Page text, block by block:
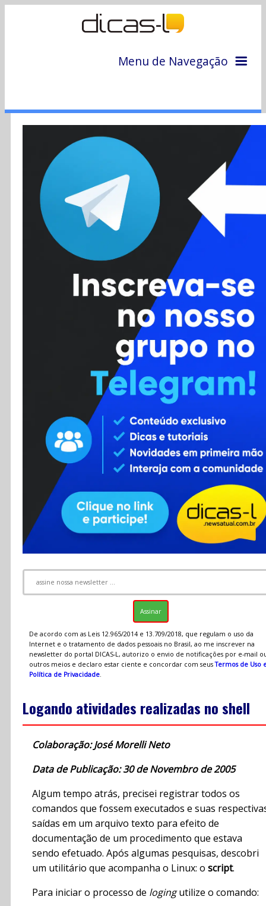
Menu de Navegação
Colunas
Colaboradores
Cursos
Enviar Dica
Contato
RSS
De acordo com as Leis 12.965/2014 e 13.709/2018, que regulam o uso da
Internet e o tratamento de dados pessoais no Brasil, ao me inscrever na
newsletter do portal DICAS-L, autorizo o envio de notificações por e-mail
outros meios e declaro estar ciente e concordar com seusTermos de Uso
Política de Privacidade.
Logando atividades realizadas no shell
Colaboração: José Morelli Neto
Data de Publicação: 30 de Novembro de 2005
Algum tempo atrás, precisei registrar todos os
comandos que fossem executados e suas
saídas em um arquivo texto para efeito de
documentação de um procedimento que estava
sendo efetuado. Após algumas pesquisas, descobri
um utilitário que acompanha o Linux: o script.
Para iniciar o processo de logingutilize o comando: